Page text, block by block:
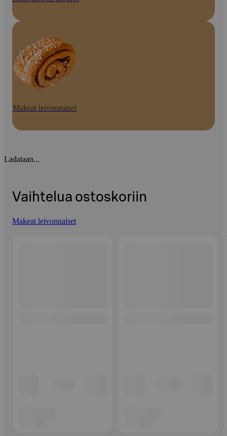
Makeat leivonnaiset
Ladataan...
Vaihtelua ostoskoriin
Makeat leivonnaiset